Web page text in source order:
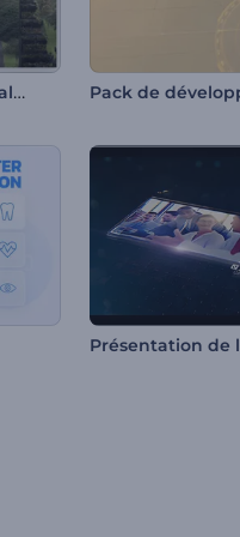
Diaporama de cadres minimalistes